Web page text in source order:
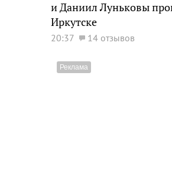
и Даниил Луньковы
Иркутске
20:37 14 отзывов